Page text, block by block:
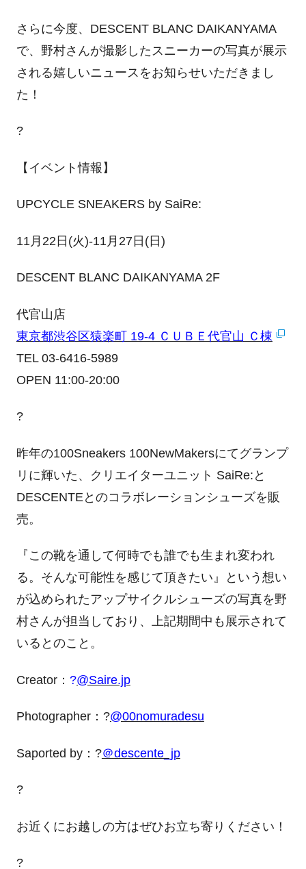
さらに今度、DESCENT BLANC DAIKANYAMA
で、野村さんが撮影したスニーカーの写真が展示
される嬉しいニュースをお知らせいただきまし
た！
?
【イベント情報】
UPCYCLE SNEAKERS by SaiRe:
11月22日(火)-11月27日(日)
DESCENT BLANC DAIKANYAMA 2F
代官山店
東京都渋谷区猿楽町 19-4 ＣＵＢＥ代官山 Ｃ棟
TEL 03-6416-5989
OPEN 11:00-20:00
?
昨年の100Sneakers 100NewMakersにてグランプ
リに輝いた、クリエイターユニット SaiRe:と
DESCENTEとのコラボレーションシューズを販
売。
『この靴を通して何時でも誰でも生まれ変われ
る。そんな可能性を感じて頂きたい』という想い
が込められたアップサイクルシューズの写真を野
村さんが担当しており、上記期間中も展示されて
いるとのこと。
Creator： ?@Saire.jp
Photographer：?@00nomuradesu
Saported by：?＠descente_jp
?
お近くにお越しの方はぜひお立ち寄りください！
?